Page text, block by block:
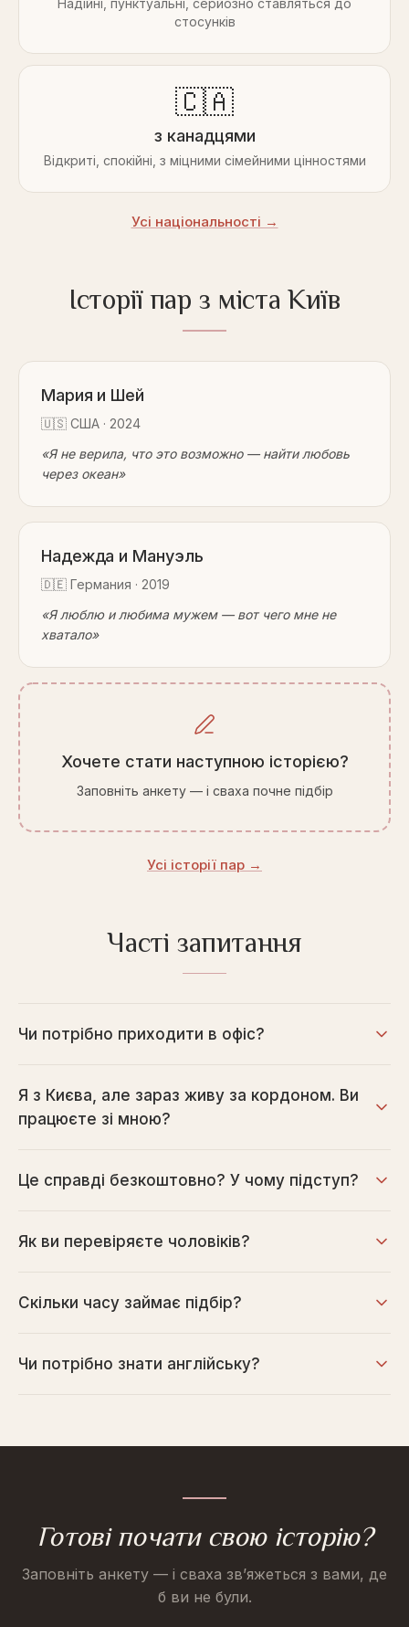
Надійні, пунктуальні, серйозно ставляться до
стосунків
🇨🇦
з канадцями
Відкриті, спокійні, з міцними сімейними цінностями
Усі національності →
Історії пар з міста Київ
Мария и Шей
🇺🇸 США · 2024
«Я не верила, что это возможно — найти любовь
через океан»
Надежда и Мануэль
🇩🇪 Германия · 2019
«Я люблю и любима мужем — вот чего мне не
хватало»
Хочете стати наступною історією?
Заповніть анкету — і сваха почне підбір
Усі історії пар →
Часті запитання
Чи потрібно приходити в офіс?
Я з Києва, але зараз живу за кордоном. Ви
працюєте зі мною?
Це справді безкоштовно? У чому підступ?
Як ви перевіряєте чоловіків?
Скільки часу займає підбір?
Чи потрібно знати англійську?
Готові почати свою історію?
Заповніть анкету — і сваха зв’яжеться з вами, де
б ви не були.